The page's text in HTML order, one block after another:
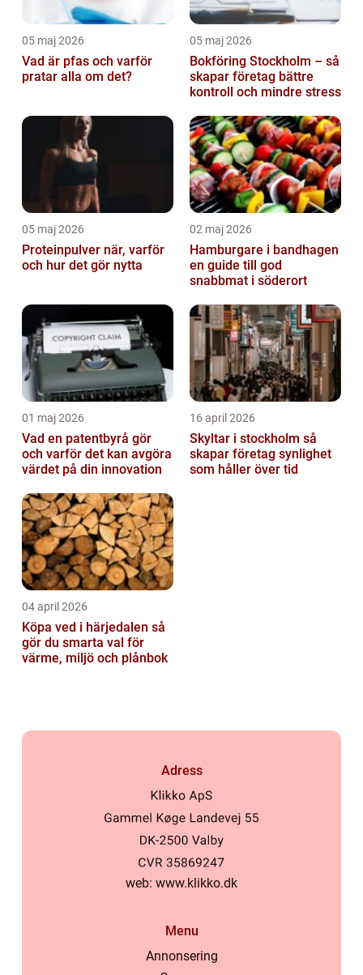
05 maj 2026
Vad är pfas och varför
pratar alla om det?
05 maj 2026
Bokföring Stockholm – så
skapar företag bättre
kontroll och mindre stress
05 maj 2026
Proteinpulver när, varför
och hur det gör nytta
02 maj 2026
Hamburgare i bandhagen
en guide till god
snabbmat i söderort
01 maj 2026
Vad en patentbyrå gör
och varför det kan avgöra
värdet på din innovation
16 april 2026
Skyltar i stockholm så
skapar företag synlighet
som håller över tid
04 april 2026
Köpa ved i härjedalen så
gör du smarta val för
värme, miljö och plånbok
Adress
web: www.klikko.dk
Menu
Annonsering